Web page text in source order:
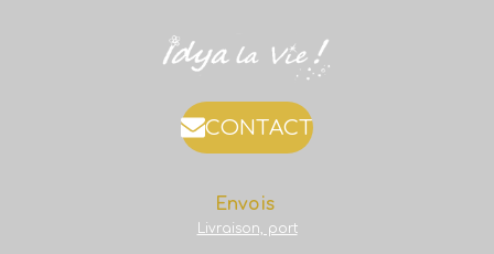
CONTACT
Envois
Livraison, port